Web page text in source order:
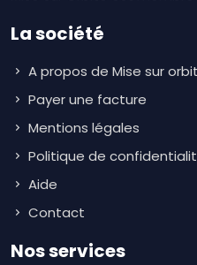
La société
A propos de Mise sur
Payer une facture
Mentions légales
Politique de
Aide
Contact
Nos services